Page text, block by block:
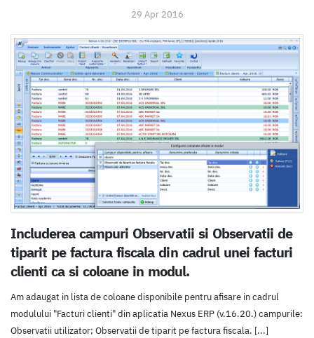
29 Apr 2016
Includerea campuri Observatii si Observatii de
tiparit pe factura fiscala din cadrul unei facturi
clienti ca si coloane in modul.
Am adaugat in lista de coloane disponibile pentru afisare in cadrul
modulului "Facturi clienti" din aplicatia Nexus ERP (v.16.20.) campurile:
Observatii utilizator; Observatii de tiparit pe factura fiscala. [...]